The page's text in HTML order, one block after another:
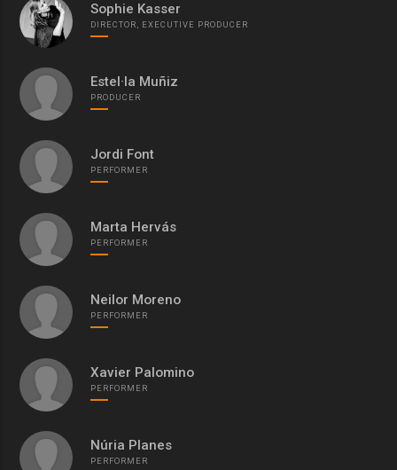
Sophie Kasser
DIRECTOR, EXECUTIVE PRODUCER
Estel·la Muñiz
PRODUCER
Jordi Font
PERFORMER
Marta Hervás
PERFORMER
Neilor Moreno
PERFORMER
Xavier Palomino
PERFORMER
Núria Planes
PERFORMER